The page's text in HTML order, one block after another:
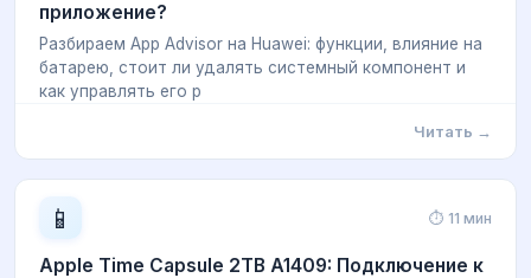
приложение?
Разбираем App Advisor на Huawei: функции, влияние на
батарею, стоит ли удалять системный компонент и
как управлять его р
Читать →
📱 ⏱ 11 мин
Apple Time Capsule 2TB A1409: Подключение к